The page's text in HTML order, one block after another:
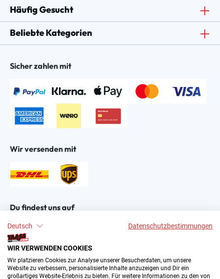
Deutsch Datenschutzbestimmungen
WIR VERWENDEN COOKIES
Wir platzieren Cookies zur Analyse unserer Besucherdaten, um unsere
Website zu verbessern, personalisierte Inhalte anzuzeigen und Dir ein
großartiges Website-Erlebnis zu bieten. Für weitere Informationen zu den von
Häufig Gesucht
Beliebte Kategorien
Sicher zahlen mit
Wir versenden mit
Du findest uns auf